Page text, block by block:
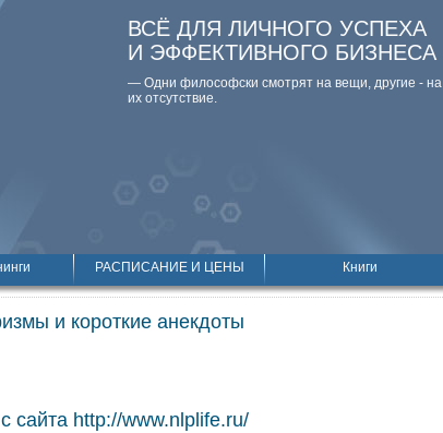
ВСЁ ДЛЯ ЛИЧНОГО УСПЕХА
И ЭФФЕКТИВНОГО БИЗНЕСА
— Одни философски смотpят на вещи, дpугие - на
их отсутствие.
РАСПИСАНИЕ И ЦЕНЫ Книги
и короткие анекдоты
сайта http://www.nlplife.ru/